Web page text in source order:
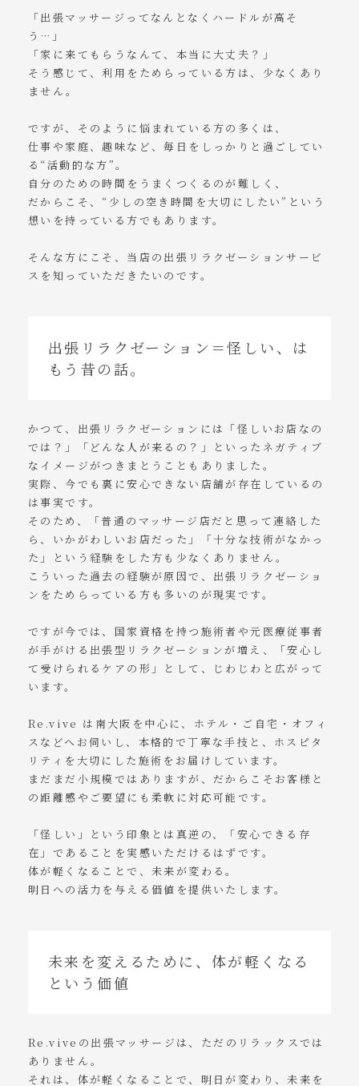
「出張マッサージってなんとなくハードルが高そ
う…」
「家に来てもらうなんて、本当に大丈夫？」
そう感じて、利用をためらっている方は、少なくあり
ません。
ですが、そのように悩まれている方の多くは、
仕事や家庭、趣味など、毎日をしっかりと過ごしてい
る“活動的な方”。
自分のための時間をうまくつくるのが難しく、
だからこそ、“少しの空き時間を大切にしたい”という
想いを持っている方でもあります。
そんな方にこそ、当店の出張リラクゼーションサービ
スを知っていただきたいのです。
出張リラクゼーション＝怪しい、は
もう昔の話。
かつて、出張リラクゼーションには「怪しいお店なの
では？」「どんな人が来るの？」といったネガティブ
なイメージがつきまとうこともありました。
実際、今でも裏に安心できない店舗が存在しているの
は事実です。
そのため、「普通のマッサージ店だと思って連絡した
ら、いかがわしいお店だった」「十分な技術がなかっ
た」という経験をした方も少なくありません。
こういった過去の経験が原因で、出張リラクゼーショ
ンをためらっている方も多いのが現実です。
ですが今では、国家資格を持つ施術者や元医療従事者
が手がける出張型リラクゼーションが増え、「安心し
て受けられるケアの形」として、じわじわと広がって
います。
Re.vive は南大阪を中心に、ホテル・ご自宅・オフィ
スなどへお伺いし、本格的で丁寧な手技と、ホスピタ
リティを大切にした施術をお届けしています。
まだまだ小規模ではありますが、だからこそお客様と
の距離感やご要望にも柔軟に対応可能です。
「怪しい」という印象とは真逆の、「安心できる存
在」であることを実感いただけるはずです。
体が軽くなることで、未来が変わる。
明日への活力を与える価値を提供いたします。
未来を変えるために、体が軽くなる
という価値
Re.viveの出張マッサージは、ただのリラックスでは
ありません。
それは、体が軽くなることで、明日が変わり、未来を